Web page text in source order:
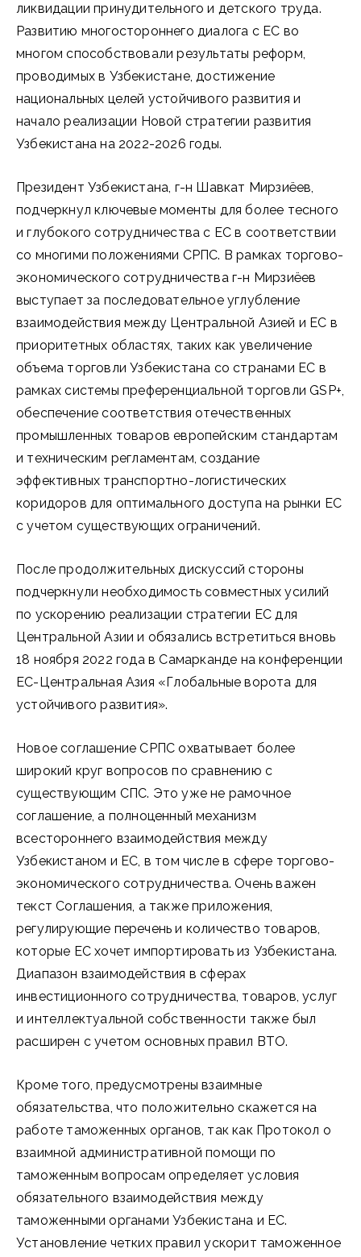
ликвидации принудительного и детского труда.
Развитию многостороннего диалога с ЕС во
многом способствовали результаты реформ,
проводимых в Узбекистане, достижение
национальных целей устойчивого развития и
начало реализации Новой стратегии развития
Узбекистана на 2022-2026 годы.
Президент Узбекистана, г-н Шавкат Мирзиёев,
подчеркнул ключевые моменты для более тесного
и глубокого сотрудничества с ЕС в соответствии
со многими положениями СРПС. В рамках торгово-
экономического сотрудничества г-н Мирзиёев
выступает за последовательное углубление
взаимодействия между Центральной Азией и ЕС в
приоритетных областях, таких как увеличение
объема торговли Узбекистана со странами ЕС в
рамках системы преференциальной торговли GSP+,
обеспечение соответствия отечественных
промышленных товаров европейским стандартам
и техническим регламентам, создание
эффективных транспортно-логистических
коридоров для оптимального доступа на рынки ЕС
с учетом существующих ограничений.
После продолжительных дискуссий стороны
подчеркнули необходимость совместных усилий
по ускорению реализации стратегии ЕС для
Центральной Азии и обязались встретиться вновь
18 ноября 2022 года в Самарканде на конференции
ЕС-Центральная Азия «Глобальные ворота для
устойчивого развития».
Новое соглашение СРПС охватывает более
широкий круг вопросов по сравнению с
существующим СПС. Это уже не рамочное
соглашение, а полноценный механизм
всестороннего взаимодействия между
Узбекистаном и ЕС, в том числе в сфере торгово-
экономического сотрудничества. Очень важен
текст Соглашения, а также приложения,
регулирующие перечень и количество товаров,
которые ЕС хочет импортировать из Узбекистана.
Диапазон взаимодействия в сферах
инвестиционного сотрудничества, товаров, услуг
и интеллектуальной собственности также был
расширен с учетом основных правил ВТО.
Кроме того, предусмотрены взаимные
обязательства, что положительно скажется на
работе таможенных органов, так как Протокол о
взаимной административной помощи по
таможенным вопросам определяет условия
обязательного взаимодействия между
таможенными органами Узбекистана и ЕС.
Установление четких правил ускорит таможенное